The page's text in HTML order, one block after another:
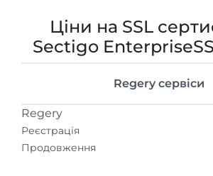
Ціни на SSL
Sectigo
Regery сервіси
Regery
Реєстрація
Продовження